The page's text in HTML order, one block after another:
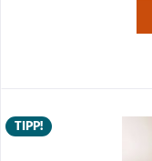
TIPP!